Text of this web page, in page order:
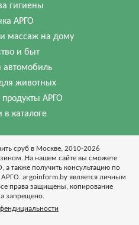
гигиены
АРГО
массаж на дому
и быт
автомобиль
животных
продукты АРГО
в каталоге
сруб в Москве, 2010-2026
На нашем сайте вы сможете
а также получить консультацию по
argoinform.by является личным
права защищены, копирование
запрещено.